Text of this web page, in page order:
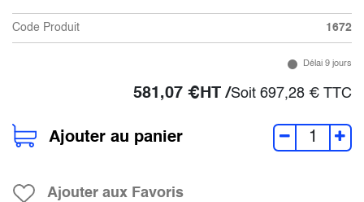
Code Produit 1672
Délai 9 jours
581,07 €HT /Soit 697,28 € TTC
Ajouter au panier
Ajouter aux Favoris